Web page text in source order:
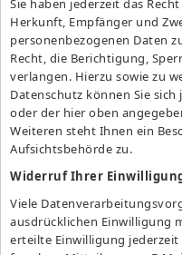
Sie haben jederzeit das
Herkunft, Empfänger und
personenbezogenen Daten
Recht, die Berichtigung,
verlangen. Hierzu sowie zu
Datenschutz können Sie
oder der hier oben
Weiteren steht Ihnen ein
Aufsichtsbehörde zu.
Widerruf Ihrer
Viele
ausdrücklichen Einwilligung
erteilte Einwilligung